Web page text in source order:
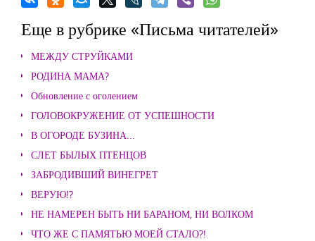
Еще в рубрике «Письма читателей»
МЕЖДУ СТРУЙКАМИ
РОДИНА МАМА?
Обновление с оголением
ГОЛОВОКРУЖЕНИЕ ОТ УСПЕШНОСТИ
В ОГОРОДЕ БУЗИНА...
СЛЕТ БЫЛЫХ ПТЕНЦОВ
ЗАБРОДИВШИЙ ВИНЕГРЕТ
ВЕРУЮ!?
НЕ НАМЕРЕН БЫТЬ НИ БАРАНОМ, НИ ВОЛКОМ
ЧТО ЖЕ С ПАМЯТЬЮ МОЕЙ СТАЛО?!